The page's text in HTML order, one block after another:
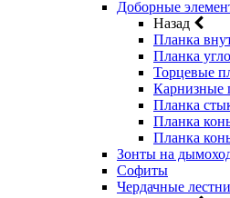
Доборные
Назад
Планка
Планка
Торцевые
Карнизные
Планка
Планка
Планка
Зонты на
Софиты
Чердачные